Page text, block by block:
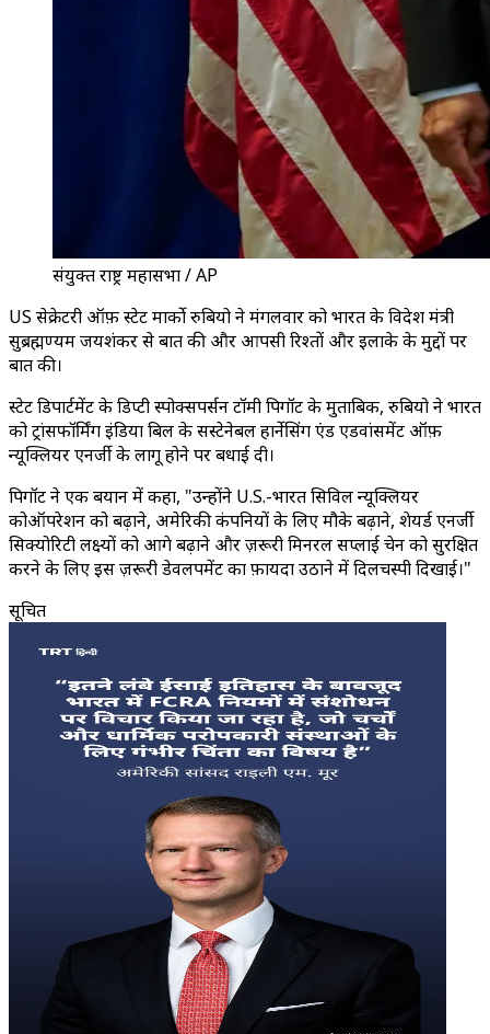
संयुक्त राष्ट्र महासभा / AP
US सेक्रेटरी ऑफ़ स्टेट मार्को रुबियो ने मंगलवार को भारत के विदेश मंत्री
सुब्रह्मण्यम जयशंकर से बात की और आपसी रिश्तों और इलाके के मुद्दों पर
बात की।
स्टेट डिपार्टमेंट के डिप्टी स्पोक्सपर्सन टॉमी पिगॉट के मुताबिक, रुबियो ने भारत
को ट्रांसफॉर्मिंग इंडिया बिल के सस्टेनेबल हार्नेसिंग एंड एडवांसमेंट ऑफ़
न्यूक्लियर एनर्जी के लागू होने पर बधाई दी।
पिगॉट ने एक बयान में कहा, "उन्होंने U.S.-भारत सिविल न्यूक्लियर
कोऑपरेशन को बढ़ाने, अमेरिकी कंपनियों के लिए मौके बढ़ाने, शेयर्ड एनर्जी
सिक्योरिटी लक्ष्यों को आगे बढ़ाने और ज़रूरी मिनरल सप्लाई चेन को सुरक्षित
करने के लिए इस ज़रूरी डेवलपमेंट का फ़ायदा उठाने में दिलचस्पी दिखाई।"
सूचित